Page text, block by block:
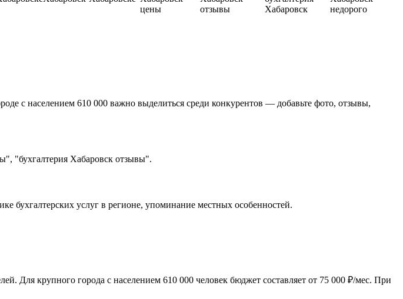
цены
отзывы
Хабаровск
недорого
с населением 610 000 важно выделиться среди конкурентов — добавьте фото, отзывы,
"бухгалтерия Хабаровск отзывы".
бухгалтерских услуг в регионе, упоминание местных особенностей.
Для крупного города с населением 610 000 человек бюджет составляет от 75 000 ₽/мес. При